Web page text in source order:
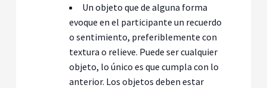
Un objeto que de alguna forma
evoque en el participante un recuerdo
o sentimiento, preferiblemente con
textura o relieve. Puede ser cualquier
objeto, lo único es que cumpla con lo
anterior. Los objetos deben estar